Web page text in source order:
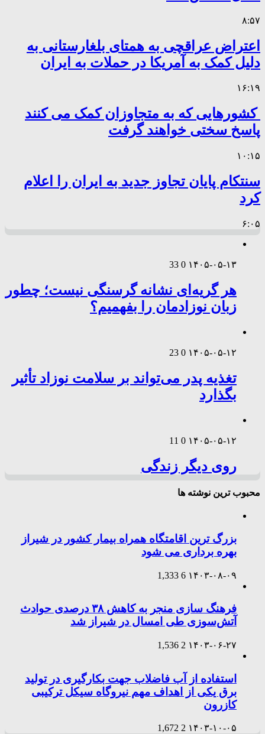
۸:۵۷
اعتراض عراقچی به همتای بلغارستانی به
دلیل کمک به آمریکا در حملات به ایران
۱۶:۱۹
کشورهایی که به متجاوزان کمک می کنند
پاسخ سختی خواهند گرفت
۱۰:۱۵
سنتکام پایان تجاوز جدید به ایران را اعلام
کرد
۶:۰۵
۱۴۰۵-۰۵-۱۳ 0
33
هر گریه‌ای نشانه گرسنگی نیست؛ چطور
زبان نوزادمان را بفهمیم؟
۱۴۰۵-۰۵-۱۲ 0
23
تغذیه پدر می‌تواند بر سلامت نوزاد تأثیر
بگذارد
۱۴۰۵-۰۵-۱۲ 0
11
روی دیگر زندگی
محبوب ترین نوشته ها
بزرگ ترین اقامتگاه همراه بیمار کشور در شیراز
بهره برداری می شود
۱۴۰۳-۰۸-۰۹ 6
1,333
فرهنگ سازی منجر به کاهش ۳۸ درصدی حوادث
آتش‌سوزی طی امسال در شیراز شد
۱۴۰۳-۰۶-۲۷ 2
1,536
استفاده از آب فاضلاب جهت بکارگیری در تولید
برق یکی از اهداف مهم نیروگاه سیکل ترکیبی
کازرون
۱۴۰۳-۱۰-۰۵ 2
1,672